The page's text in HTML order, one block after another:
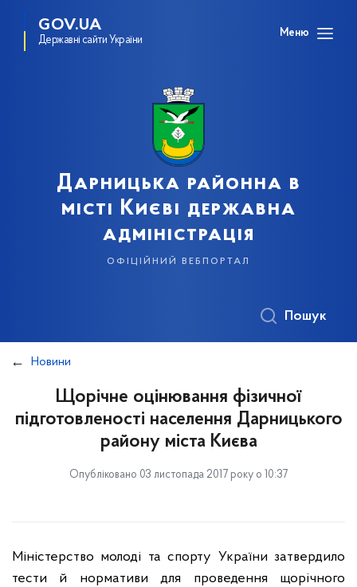
GOV.UA
Державні сайти України
Меню
Дарницька районна в
місті Києві державна
адміністрація
офіційний вебпортал
Пошук
Новини
Щорічне оцінювання фізичної
підготовленості населення Дарницького
району міста Києва
Опубліковано 03 листопада 2017 року о 10:37
Міністерство молоді та спорту України затвердило
тести й нормативи для проведення щорічного